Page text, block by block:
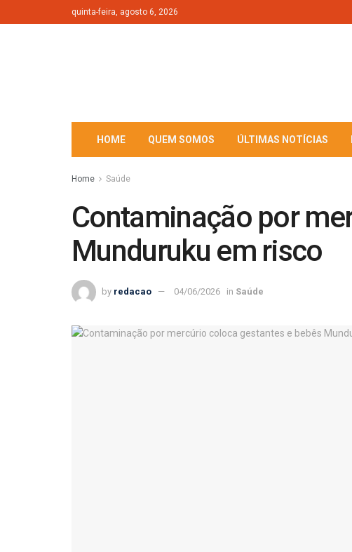
quinta-feira, agosto 6, 2026
HOME QUEM SOMOS ÚLTIMAS NOTÍCIAS
Home Saúde
Contaminação por
Munduruku em risco
by redacao 04/06/2026 in Saúde